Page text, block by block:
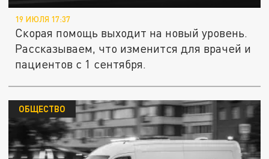
19 ИЮЛЯ 17:37
Скорая помощь выходит на новый уровень.
Рассказываем, что изменится для врачей и
пациентов с 1 сентября.
ОБЩЕСТВО